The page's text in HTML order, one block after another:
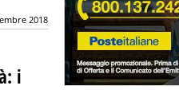
2018
i